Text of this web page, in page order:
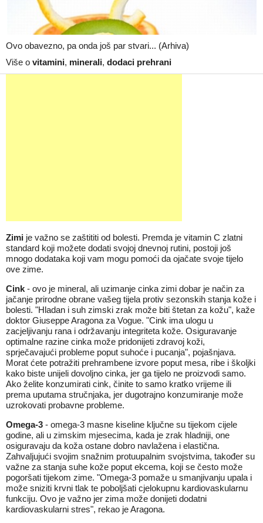
Ovo obavezno, pa onda još par stvari... (Arhiva)
Više o vitamini, minerali, dodaci prehrani
Zimi je važno se zaštititi od bolesti. Premda je vitamin C zlatni
standard koji možete dodati svojoj dnevnoj rutini, postoji još
mnogo dodataka koji vam mogu pomoći da ojačate svoje tijelo
ove zime.
Cink - ovo je mineral, ali uzimanje cinka zimi dobar je način za
jačanje prirodne obrane vašeg tijela protiv sezonskih stanja kože i
bolesti. "Hladan i suh zimski zrak može biti štetan za kožu", kaže
doktor Giuseppe Aragona za Vogue. "Cink ima ulogu u
zacjeljivanju rana i održavanju integriteta kože. Osiguravanje
optimalne razine cinka može pridonijeti zdravoj koži,
sprječavajući probleme poput suhoće i pucanja", pojašnjava.
Morat ćete potražiti prehrambene izvore poput mesa, ribe i školjki
kako biste unijeli dovoljno cinka, jer ga tijelo ne proizvodi samo.
Ako želite konzumirati cink, činite to samo kratko vrijeme ili
prema uputama stručnjaka, jer dugotrajno konzumiranje može
uzrokovati probavne probleme.
Omega-3 - omega-3 masne kiseline ključne su tijekom cijele
godine, ali u zimskim mjesecima, kada je zrak hladniji, one
osiguravaju da koža ostane dobro navlažena i elastična.
Zahvaljujući svojim snažnim protuupalnim svojstvima, također su
važne za stanja suhe kože poput ekcema, koji se često može
pogoršati tijekom zime. "Omega-3 pomaže u smanjivanju upala i
može sniziti krvni tlak te poboljšati cjelokupnu kardiovaskularnu
funkciju. Ovo je važno jer zima može donijeti dodatni
kardiovaskularni stres", rekao je Aragona.